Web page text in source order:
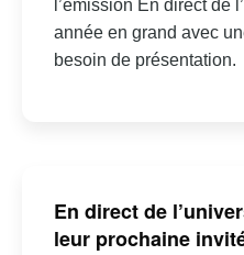
l’émission En direct de
année en grand avec
besoin de présentation.
En direct de
leur prochaine